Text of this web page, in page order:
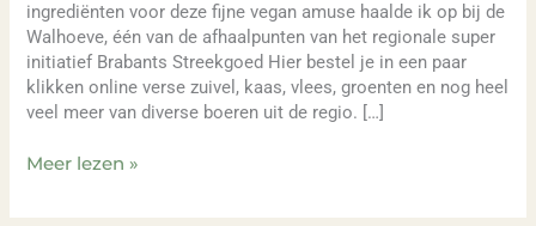
ingrediënten voor deze fijne vegan amuse haalde ik op bij de
Walhoeve, één van de afhaalpunten van het regionale super
initiatief Brabants Streekgoed Hier bestel je in een paar
klikken online verse zuivel, kaas, vlees, groenten en nog heel
veel meer van diverse boeren uit de regio. […]
Meer lezen »